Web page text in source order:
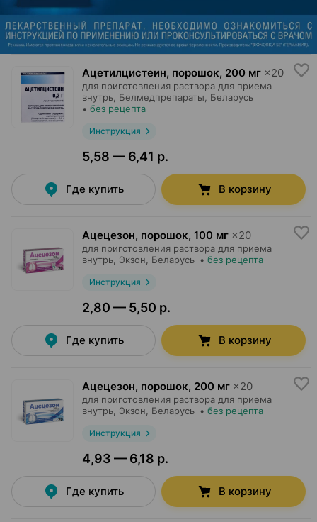
Ацетилцистеин, порошок, 200 мг ×20
для приготовления раствора для приема
внутрь, Белмедпрепараты, Беларусь
• без рецепта
Инструкция
5,58 — 6,41 р.
Где купить В корзину
Ацецезон, порошок, 100 мг ×20
для приготовления раствора для приема
внутрь, Экзон, Беларусь • без рецепта
Инструкция
2,80 — 5,50 р.
Где купить В корзину
Ацецезон, порошок, 200 мг ×20
для приготовления раствора для приема
внутрь, Экзон, Беларусь • без рецепта
Инструкция
4,93 — 6,18 р.
Где купить В корзину